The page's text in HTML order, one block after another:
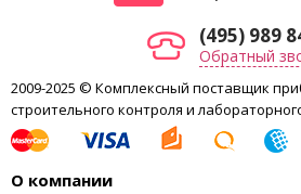
Максимальная
измерения
силы тока:
±(2,0%+2)*
* полоса
разрешение:
(495) 989
Обратный
2009-2025 © Комплексный поставщик
строительного контроля и
О компании